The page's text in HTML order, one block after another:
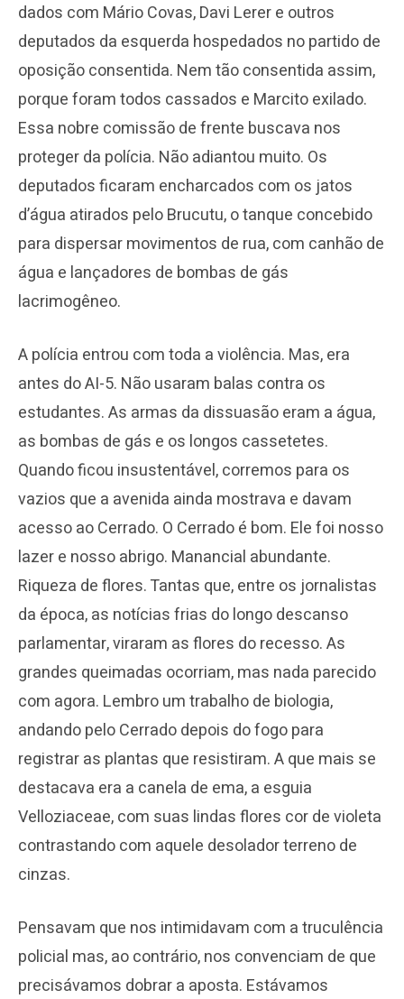
dados com Mário Covas, Davi Lerer e outros
deputados da esquerda hospedados no partido de
oposição consentida. Nem tão consentida assim,
porque foram todos cassados e Marcito exilado.
Essa nobre comissão de frente buscava nos
proteger da polícia. Não adiantou muito. Os
deputados ficaram encharcados com os jatos
d’água atirados pelo Brucutu, o tanque concebido
para dispersar movimentos de rua, com canhão de
água e lançadores de bombas de gás
lacrimogêneo.
A polícia entrou com toda a violência. Mas, era
antes do AI-5. Não usaram balas contra os
estudantes. As armas da dissuasão eram a água,
as bombas de gás e os longos cassetetes.
Quando ficou insustentável, corremos para os
vazios que a avenida ainda mostrava e davam
acesso ao Cerrado. O Cerrado é bom. Ele foi nosso
lazer e nosso abrigo. Manancial abundante.
Riqueza de flores. Tantas que, entre os jornalistas
da época, as notícias frias do longo descanso
parlamentar, viraram as flores do recesso. As
grandes queimadas ocorriam, mas nada parecido
com agora. Lembro um trabalho de biologia,
andando pelo Cerrado depois do fogo para
registrar as plantas que resistiram. A que mais se
destacava era a canela de ema, a esguia
Velloziaceae, com suas lindas flores cor de violeta
contrastando com aquele desolador terreno de
cinzas.
Pensavam que nos intimidavam com a truculência
policial mas, ao contrário, nos convenciam de que
precisávamos dobrar a aposta. Estávamos